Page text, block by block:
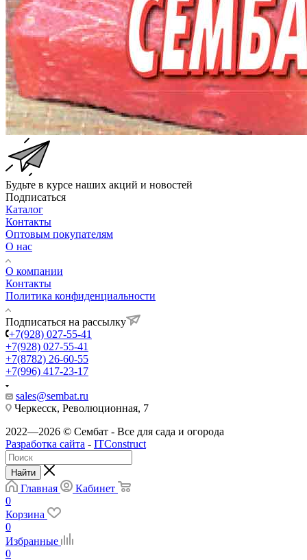
Будьте в курсе наших акций и новостей
Подписаться
Каталог
Контакты
Оптовым покупателям
О нас
О компании
Контакты
Политика конфиденциальности
Подписаться на рассылку
+7(928) 027-55-41
+7(928) 027-55-41
+7(8782) 26-60-55
+7(996) 417-23-17
sales@sembat.ru
Черкесск, Революционная, 7
2022—2026 © Сембат - Все для сада и огорода
Разработка сайта - ITConstruct
Найти
Главная
Кабинет
0
Корзина
0
Избранные
0